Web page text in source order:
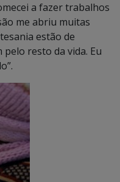
a fazer trabalhos
me abriu muitas
estão de
resto da vida. Eu